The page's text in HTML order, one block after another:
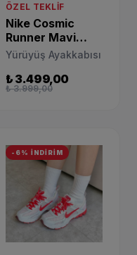
ÖZEL TEKLIF
Nike Cosmic
Runner Mavi
Spor Ayakkabı
Yürüyüş Ayakkabısı
₺ 3.499,00
₺ 3.999,00
-6% İNDİRİM